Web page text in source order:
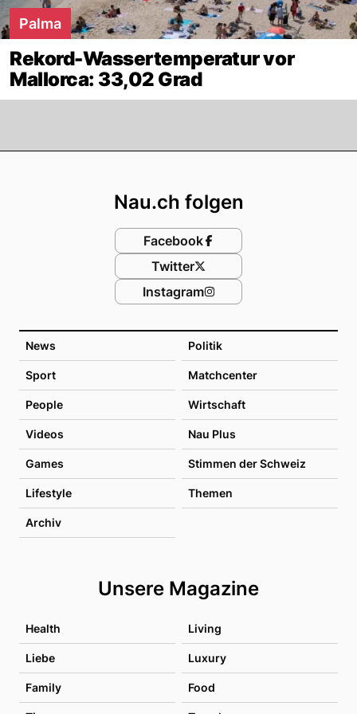
Palma
Rekord-Wassertemperatur vor
Mallorca: 33,02 Grad
News Politik
Sport Matchcenter
People Wirtschaft
Videos Nau Plus
Games Stimmen der Schweiz
Lifestyle Themen
Archiv
Unsere Magazine
Health Living
Liebe Luxury
Family Food
Nau.ch folgen
Facebook
Twitter
Instagram